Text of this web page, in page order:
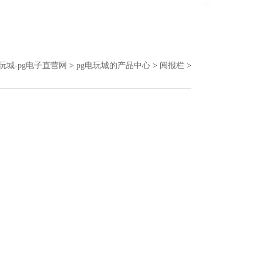
城-pg电子直营网 > pg电玩城的产品中心 > 阅报栏 >